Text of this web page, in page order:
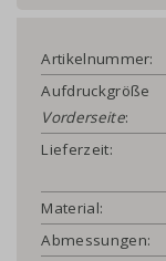
Artikelnummer:
Aufdruckgröße
Vorderseite:
Lieferzeit:
Material:
Abmessungen: